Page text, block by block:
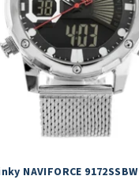
NAVIFORCE 9172SSBW